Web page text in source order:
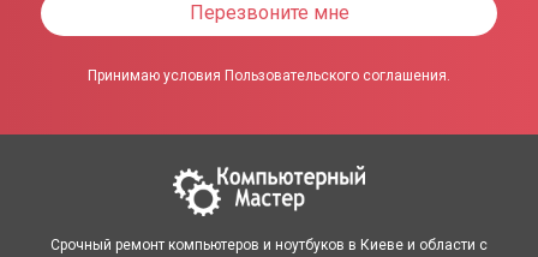
Перезвоните мне
Принимаю условия Пользовательского соглашения.
Срочный ремонт компьютеров и ноутбуков в Киеве и области с